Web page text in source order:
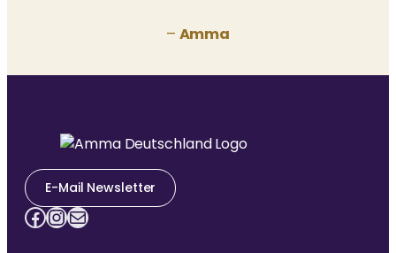
– Amma
E-Mail Newsletter
Facebook InstagramE-Mail